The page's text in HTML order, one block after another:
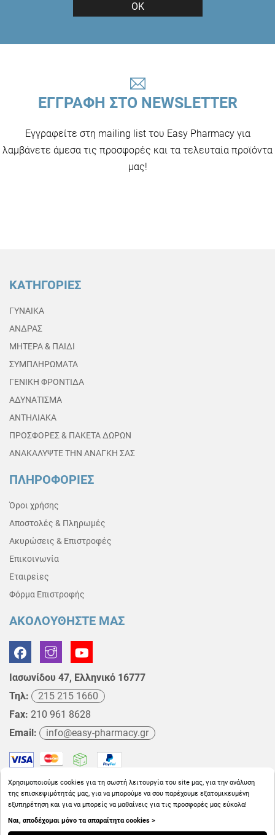
ΟΚ
ΕΓΓΡΑΦΗ ΣΤΟ NEWSLETTER
Εγγραφείτε στη mailing list του Easy Pharmacy για
λαμβάνετε άμεσα τις προσφορές και τα τελευταία προϊόντα
μας!
ΚΑΤΗΓΟΡΙΕΣ
ΓΥΝΑΙΚΑ
ΑΝΔΡΑΣ
ΜΗΤΕΡΑ & ΠΑΙΔΙ
ΣΥΜΠΛΗΡΩΜΑΤΑ
ΓΕΝΙΚΗ ΦΡΟΝΤΙΔΑ
ΑΔΥΝΑΤΙΣΜΑ
ΑΝΤΗΛΙΑΚΑ
ΠΡΟΣΦΟΡΕΣ & ΠΑΚΕΤΑ ΔΩΡΩΝ
ΑΝΑΚΑΛΥΨΤΕ ΤΗΝ ΑΝΑΓΚΗ ΣΑΣ
ΠΛΗΡΟΦΟΡΙΕΣ
Όροι χρήσης
Αποστολές & Πληρωμές
Ακυρώσεις & Επιστροφές
Επικοινωνία
Εταιρείες
Φόρμα Επιστροφής
ΑΚΟΛΟΥΘΗΣΤΕ ΜΑΣ
Ιασωνίδου 47, Ελληνικό 16777
Τηλ:
215 215 1660
Fax: 210 961 8628
Email:
info@easy-pharmacy.gr
Copyright © 2026EasyPharmacy.gr
Χρησιμοποιούμε cookies για τη σωστή λειτουργία του site μας, για την ανάλυση
της επισκεψιμότητάς μας, για να μπορούμε να σου παρέχουμε εξατομικευμένη
εξυπηρέτηση και για να μπορείς να μαθαίνεις για τις προσφορές μας εύκολα!
Ναι, αποδέχομαι μόνο τα απαραίτητα cookies >